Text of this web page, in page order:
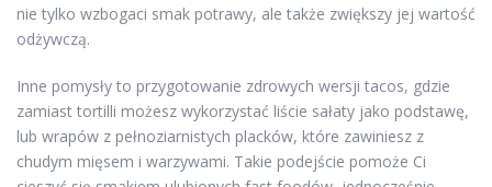
nie tylko wzbogaci smak potrawy, ale także zwiększy jej wartość
odżywczą.
Inne pomysły to przygotowanie zdrowych wersji tacos, gdzie
zamiast tortilli możesz wykorzystać liście sałaty jako podstawę,
lub wrapów z pełnoziarnistych placków, które zawiniesz z
chudym mięsem i warzywami. Takie podejście pomoże Ci